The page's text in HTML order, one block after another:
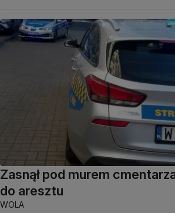
Zasnął pod murem
do aresztu
WOLA